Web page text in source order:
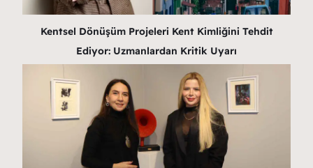
Kentsel Dönüşüm Projeleri Kent Kimliğini Tehdit
Ediyor: Uzmanlardan Kritik Uyarı